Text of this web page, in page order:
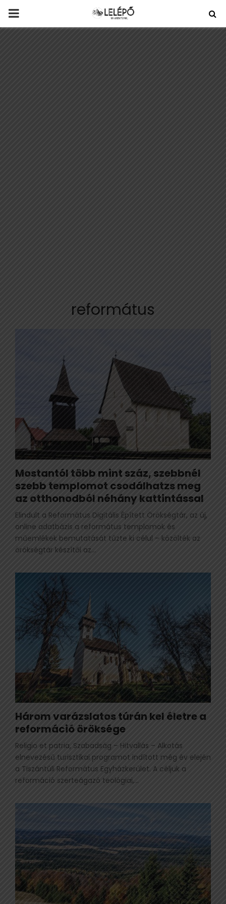
PRIMARY
református
Mostantól több mint száz, szebbnél
szebb templomot csodálhatzs meg
az otthonodból néhány kattintással
Elindult a Református Digitális Épített Örökségtár, az új,
online adatbázis a református templomok és
műemlékek bemutatását tűzte ki célul – közölték az
örökségtár készítői az...
Három varázslatos túrán kel életre a
reformáció öröksége
Religio et patria, Szabadság – Hitvallás – Alkotás
elnevezésű turisztikai programot indított még év elején
a Tiszántúli Református Egyházkerület. A céljuk a
reformáció szerteágazó teológiai,...